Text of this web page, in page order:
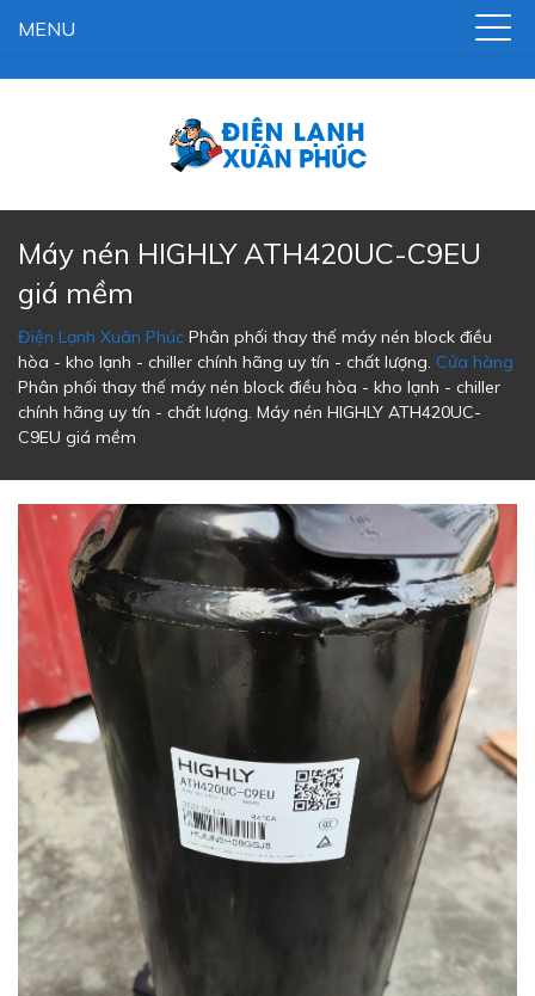
MENU
Máy nén HIGHLY ATH420UC-C9EU
giá mềm
Điện Lạnh Xuân Phúc Phân phối thay thế máy nén block điều
hòa - kho lạnh - chiller chính hãng uy tín - chất lượng. Cửa hàng
Phân phối thay thế máy nén block điều hòa - kho lạnh - chiller
chính hãng uy tín - chất lượng. Máy nén HIGHLY ATH420UC-
C9EU giá mềm